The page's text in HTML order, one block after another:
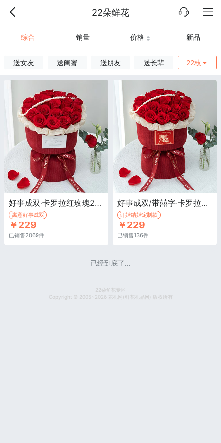
22朵鲜花
综合 销量 价格 新品
送女友 送闺蜜 送朋友 送长辈 22枝
好事成双·卡罗拉红玫瑰22枝
寓意好事成双
￥229
已销售2069件
好事成双/带囍字·卡罗拉红玫瑰22枝，带囍字挂牌一个（囍字挂牌样式因城市不同，可能略有差异）
订婚结婚定制款
￥229
已销售136件
已经到底了...
22朵鲜花专区
Copyright © 2005~2026 花礼网(鲜花礼品网) 版权所有